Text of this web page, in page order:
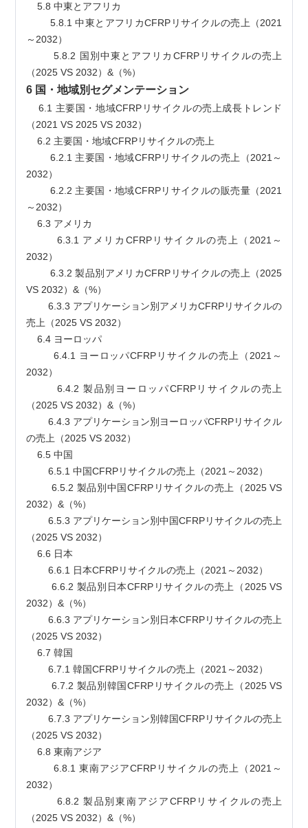
    5.8 中東とアフリカ
～2032）
        5.8.2 国別中東とアフリカCFRPリサイクルの売上
（2025 VS 2032）&（%）
6 国・地域別セグメンテーション
（2021 VS 2025 VS 2032）
    6.2 主要国・地域CFRPリサイクルの売上
2032）
～2032）
    6.3 アメリカ
2032）
VS 2032）&（%）
売上（2025 VS 2032）
    6.4 ヨーロッパ
2032）
        6.4.2 製品別ヨーロッパCFRPリサイクルの売上
（2025 VS 2032）&（%）
の売上（2025 VS 2032）
    6.5 中国
        6.5.1 中国CFRPリサイクルの売上（2021～2032）
2032）&（%）
（2025 VS 2032）
    6.6 日本
        6.6.1 日本CFRPリサイクルの売上（2021～2032）
2032）&（%）
（2025 VS 2032）
    6.7 韓国
        6.7.1 韓国CFRPリサイクルの売上（2021～2032）
2032）&（%）
（2025 VS 2032）
    6.8 東南アジア
2032）
        6.8.2 製品別東南アジアCFRPリサイクルの売上
（2025 VS 2032）&（%）